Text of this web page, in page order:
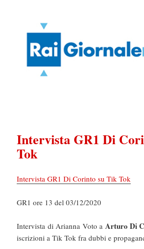
Intervista GR1 Di
Tok
Intervista GR1 Di Corinto su Tik Tok
GR1 ore 13 del 03/12/2020
Intervista di Arianna Voto a Arturo Di
iscrizioni a Tik Tok fra dubbi e